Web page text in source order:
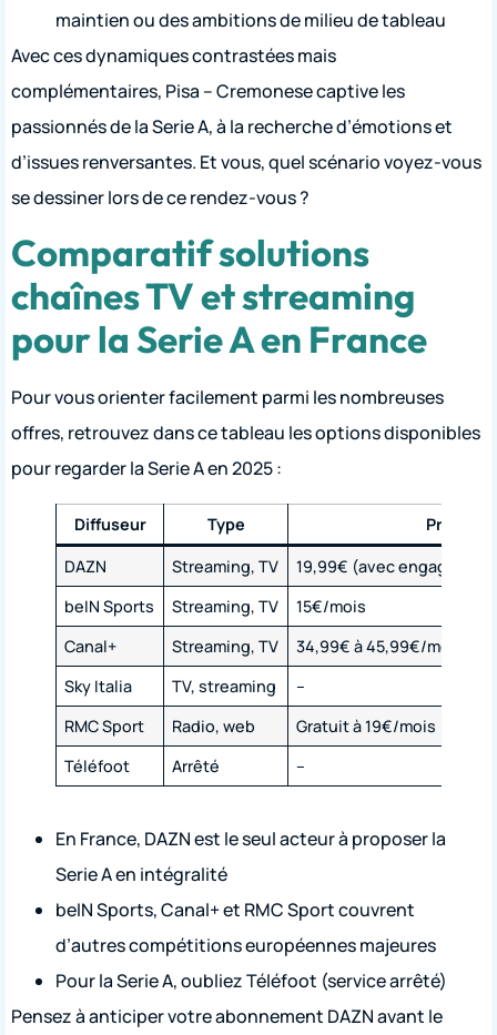
maintien ou des ambitions de milieu de tableau
Avec ces dynamiques contrastées mais
complémentaires, Pisa – Cremonese captive les
passionnés de la Serie A, à la recherche d’émotions et
d’issues renversantes. Et vous, quel scénario voyez-vous
se dessiner lors de ce rendez-vous ?
Comparatif solutions
chaînes TV et streaming
pour la Serie A en France
Pour vous orienter facilement parmi les nombreuses
offres, retrouvez dans ce tableau les options disponibles
pour regarder la Serie A en 2025 :
Diffuseur Type
Prix
DAZN
Streaming, TV
19,99€ (avec
beIN Sports
Streaming, TV
15€/mois
Canal+
Streaming, TV
34,99€ à 45,99€/mois
Sky Italia
TV, streaming
–
RMC Sport
Radio, web
Gratuit à 19€/mois
Téléfoot
Arrêté –
En France, DAZN est le seul acteur à proposer la
Serie A en intégralité
beIN Sports, Canal+ et RMC Sport couvrent
d’autres compétitions européennes majeures
Pour la Serie A, oubliez Téléfoot (service arrêté)
Pensez à anticiper votre abonnement DAZN avant le